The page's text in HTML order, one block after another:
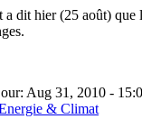
dit hier (25 août)
Aug 31, 2010 -
& Climat